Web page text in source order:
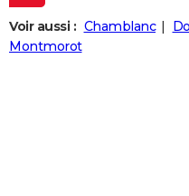
SANTE
Alimentation
Guide de la santé
Maladies
Médicaments
Sommeil
+
Voir aussi : Chamblanc
Montmorot